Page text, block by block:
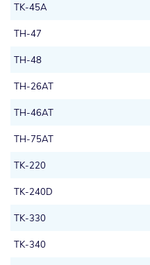
TK-45A
TH-47
TH-48
TH-26AT
TH-46AT
TH-75AT
TK-220
TK-240D
TK-330
TK-340